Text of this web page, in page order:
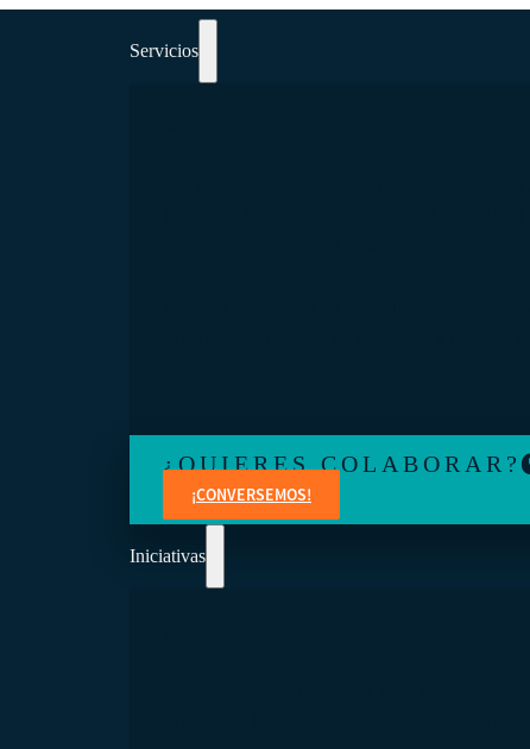
Servicios
¿QUIERES COLABORAR?
¡CONVERSEMOS!
Iniciativas